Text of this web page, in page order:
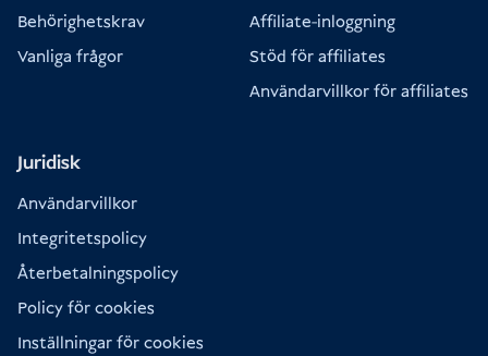
Behörighetskrav
Vanliga frågor
Affiliate-inloggning
Stöd för affiliates
Användarvillkor för affiliates
Juridisk
Användarvillkor
Integritetspolicy
Återbetalningspolicy
Policy för cookies
Inställningar för cookies